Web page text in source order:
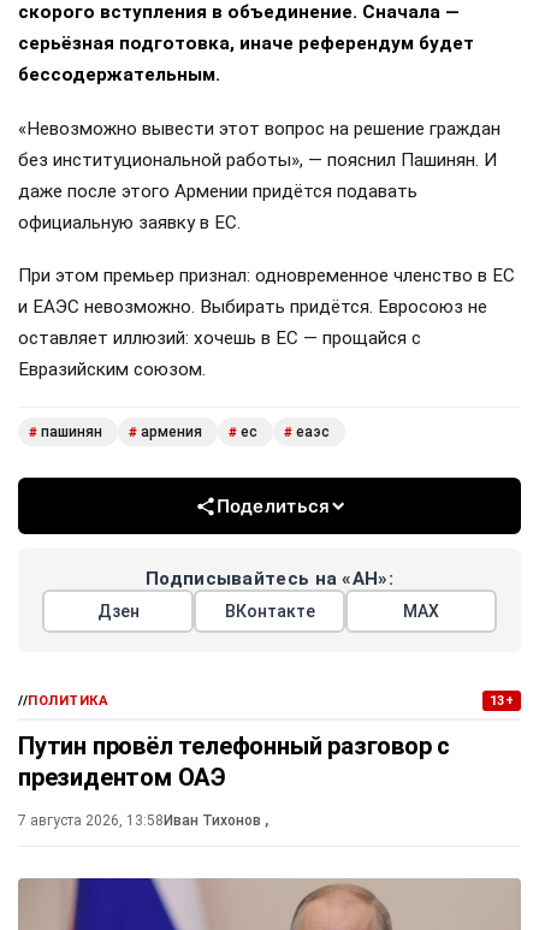
скорого вступления в объединение. Сначала —
серьёзная подготовка, иначе референдум будет
бессодержательным.
«Невозможно вывести этот вопрос на решение граждан
без институциональной работы», — пояснил Пашинян. И
даже после этого Армении придётся подавать
официальную заявку в ЕС.
При этом премьер признал: одновременное членство в ЕС
и ЕАЭС невозможно. Выбирать придётся. Евросоюз не
оставляет иллюзий: хочешь в ЕС — прощайся с
Евразийским союзом.
# пашинян # армения # ес # еаэс
Поделиться
Подписывайтесь на «АН»:
Дзен ВКонтакте МАХ
//ПОЛИТИКА 13+
Путин провёл телефонный разговор с
президентом ОАЭ
7 августа 2026, 13:58 Иван Тихонов ,